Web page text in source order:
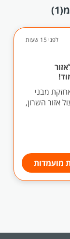
(1)
לפני 15 שעות
מבני
אזור השרון,
מועמדות